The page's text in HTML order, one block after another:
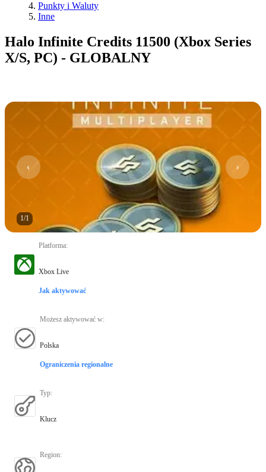
Punkty i Waluty
Inne
Halo Infinite Credits 11500 (Xbox Series
X/S, PC) - GLOBALNY
1/1
Platforma:
Xbox Live
Jak aktywować
Możesz aktywować w:
Polska
Ograniczenia regionalne
Typ:
Klucz
Region: